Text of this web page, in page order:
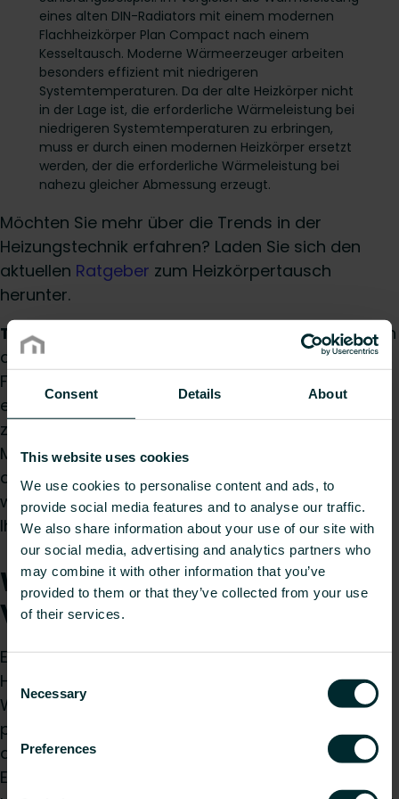
Consent Details About
This website uses cookies
We use cookies to personalise content and ads, to
provide social media features and to analyse our traffic.
We also share information about your use of our site with
our social media, advertising and analytics partners who
may combine it with other information that you’ve
provided to them or that they’ve collected from your use
of their services.
Selection
Necessary
Preferences
eines alten DIN-Radiators mit einem modernen
Flachheizkörper Plan Compact nach einem
Kesseltausch. Moderne Wärmeerzeuger arbeiten
besonders effizient mit niedrigeren
Systemtemperaturen. Da der alte Heizkörper nicht
in der Lage ist, die erforderliche Wärmeleistung bei
niedrigeren Systemtemperaturen zu erbringen,
muss er durch einen modernen Heizkörper ersetzt
werden, der die erforderliche Wärmeleistung bei
nahezu gleicher Abmessung erzeugt.
Möchten Sie mehr über die Trends in der
Heizungstechnik erfahren? Laden Sie sich den
aktuellen Ratgeber zum Heizkörpertausch
herunter.
TIPP: Moderne Heizkörper sind nicht nur technisch
ausgereifter, sondern auch in einer Vielzahl von
Formen, Farben, Materialien und Abmessungen
erhältlich. Vom Standard-Flachheizkörper bis hin
zum
Möglichkeiten. Schauen Sie sich daher am besten
das gesamteHeizkörper-Sortimentan und
wählen Sie die Modelle aus, die am besten zu
Ihren jeweiligen Räumlichkeiten passen.
Wärmepumpe in
Verbindung mit Heizkörpern
Einer der Vorteile der Niedertemperatur-
Heizsysteme ist die Möglichkeit, verschiedene
Wärmequellen zu kombinieren. So kann man
problemlos einen Brennwertkessel nutzen,
darüber hinaus aber auch auf erneuerbare
Energien, wie zum Beispiel eine Wärmepumpe,